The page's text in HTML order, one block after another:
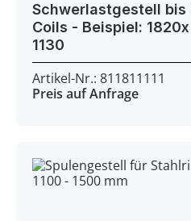
Schwerlastgestell bis 6 t für
Coils - Beispiel: 1820x 1190x
1130
Artikel-Nr.: 811811111
Preis auf Anfrage